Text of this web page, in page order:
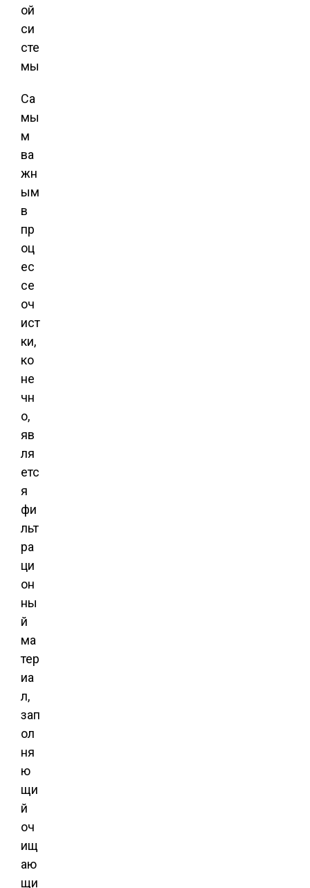
Са
мы
м
ва
жн
ым
в
пр
оц
ес
се
оч
ист
ки,
ко
не
чн
о,
яв
ля
етс
я
фи
льт
ра
ци
он
ны
й
ма
тер
иа
л,
зап
ол
ня
ю
щи
й
оч
ищ
аю
щи